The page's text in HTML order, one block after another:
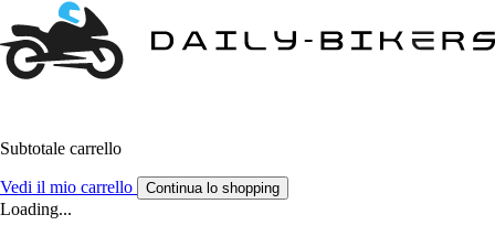
Subtotale carrello
Vedi il mio carrello Continua lo shopping
Loading...